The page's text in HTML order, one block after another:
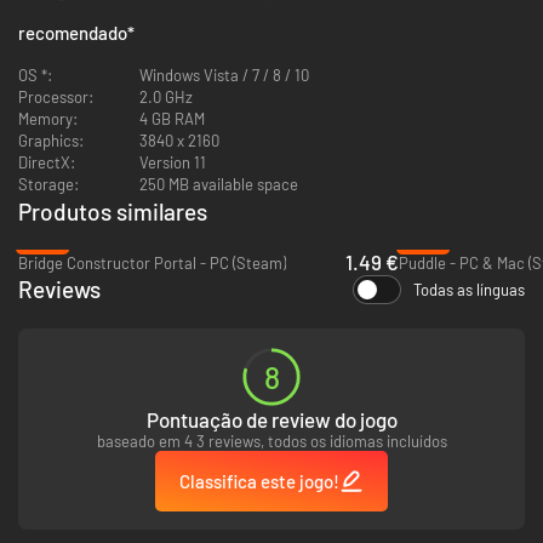
remasterizado com uma campanha para um jogador e versão
competitiva multijogador local (com suporte a Steam Remote Play).
kabufuda nesse demake retrô do jogo original de Paciência que
estreou em Eliza.
E mais:
Volte no tempo para uma época em que computadores pessoais
eram emocionantes novidades, com artes em pixel de alta
resolução e uma trilha sonora ao estilo FM!
Descubra a história por trás do misterioso administrador de Last
recomendado*
OS *:
Windows Vista / 7 / 8 / 10
Processor:
2.0 GHz
Memory:
4 GB RAM
Graphics:
3840 x 2160
DirectX:
Version 11
Storage:
250 MB available space
Produtos similares
Bridge Constructor Portal - PC (Steam)
1.49 €Puddle - PC & Mac
Reviews Todas as línguas
8
Pontuação de review do jogo
baseado em 4 3 reviews, todos os idiomas incluídos
Classifica este jogo!